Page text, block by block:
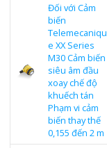
Đối với Cảm
biến
Telemecaniqu
e XX Series
M30 Cảm biến
siêu âm đầu
xoay chế độ
khuếch tán
Phạm vi cảm
biến thay thế
0,155 đến 2 m